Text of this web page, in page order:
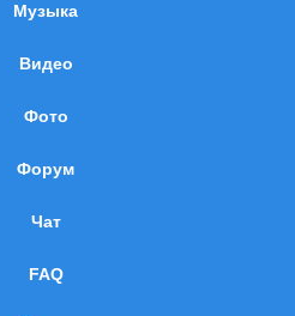
Музыка
Видео
Фото
Форум
Чат
FAQ